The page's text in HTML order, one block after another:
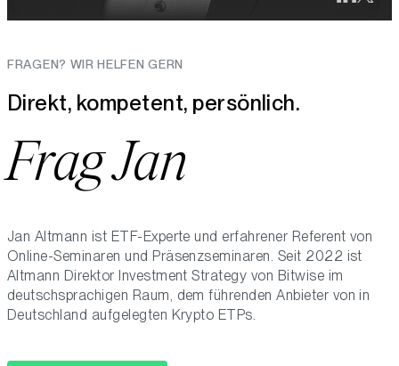
FRAGEN? WIR HELFEN GERN
Direkt, kompetent, persönlich.
Frag Jan
Jan Altmann ist ETF-Experte und erfahrener Referent von
Online-Seminaren und Präsenzseminaren. Seit 2022 ist
Altmann Direktor Investment Strategy von Bitwise im
deutschsprachigen Raum, dem führenden Anbieter von in
Deutschland aufgelegten Krypto ETPs.